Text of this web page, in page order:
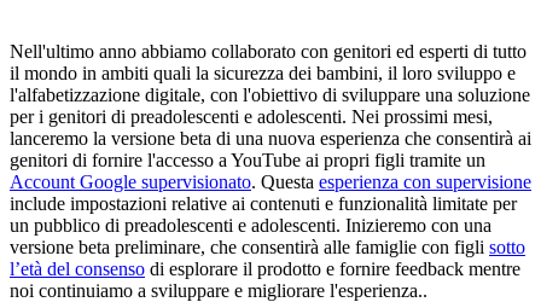
Nell'ultimo anno abbiamo collaborato con genitori ed esperti di tutto
il mondo in ambiti quali la sicurezza dei bambini, il loro sviluppo e
l'alfabetizzazione digitale, con l'obiettivo di sviluppare una soluzione
per i genitori di preadolescenti e adolescenti. Nei prossimi mesi,
lanceremo la versione beta di una nuova esperienza che consentirà ai
genitori di fornire l'accesso a YouTube ai propri figli tramite un
Account Google supervisionato. Questa esperienza con supervisione
include impostazioni relative ai contenuti e funzionalità limitate per
un pubblico di preadolescenti e adolescenti. Inizieremo con una
versione beta preliminare, che consentirà alle famiglie con figli sotto
l’età del consenso di esplorare il prodotto e fornire feedback mentre
noi continuiamo a sviluppare e migliorare l'esperienza..